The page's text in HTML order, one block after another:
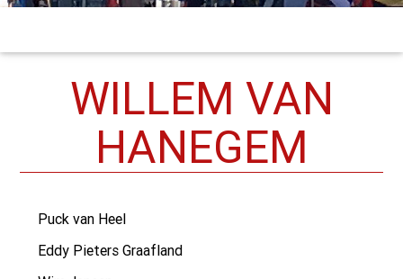
WILLEM VAN
HANEGEM
Puck van Heel
Eddy Pieters Graafland